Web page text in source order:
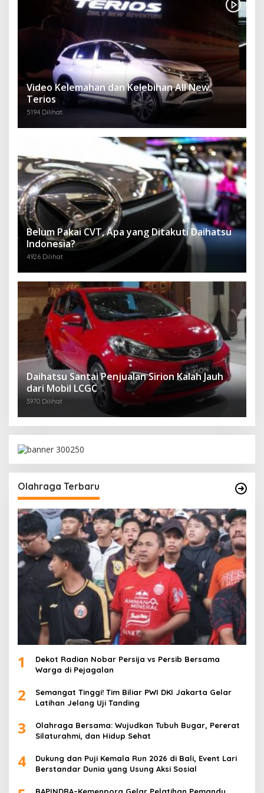
Video Kelemahan dan Kelebihan All New
Terios
5194 Dilihat
Belum Pakai CVT, Apa yang Ditakuti Daihatsu
Indonesia?
4926 Dilihat
Daihatsu Santai Penjualan Sirion Kalah Jauh
dari Mobil LCGC
3970 Dilihat
Olahraga Terbaru
1
Dekot Radian Nobar Persija vs Persib Bersama
Warga di Pejagalan
2
Semangat Tinggi! Tim Biliar PWI DKI Jakarta Gelar
Latihan Jelang Uji Tanding
3
Olahraga Bersama: Wujudkan Tubuh Bugar, Pererat
Silaturahmi, dan Hidup Sehat
4
Dukung dan Puji Kemala Run 2026 di Bali, Event Lari
Berstandar Dunia yang Usung Aksi Sosial
BAPINDRA–Kemenpora Gelar Pelatihan Pemandu